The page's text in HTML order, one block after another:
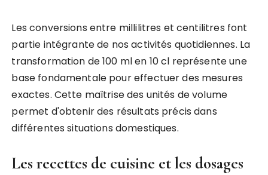
Les conversions entre millilitres et centilitres font
partie intégrante de nos activités quotidiennes. La
transformation de 100 ml en 10 cl représente une
base fondamentale pour effectuer des mesures
exactes. Cette maîtrise des unités de volume
permet d'obtenir des résultats précis dans
différentes situations domestiques.
Les recettes de cuisine et les dosages